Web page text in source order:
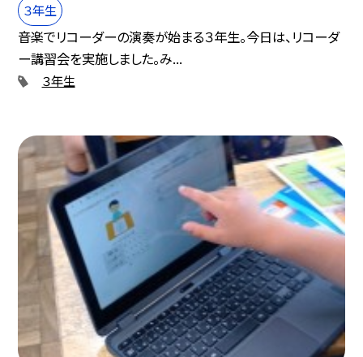
３年生
音楽でリコーダーの演奏が始まる３年生。今日は、リコーダ
ー講習会を実施しました。み...
３年生